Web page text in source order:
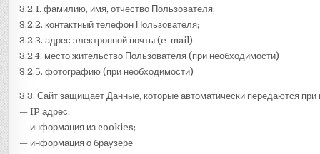
3.2.1. фамилию, имя, отчество Пользователя;
3.2.2. контактный телефон Пользователя;
3.2.3. адрес электронной почты (e-mail)
3.2.4. место жительство Пользователя (при необходимости)
3.2.5. фотографию (при необходимости)
3.3. Сайт защищает Данные, которые автоматически передаются при
— IP адрес;
— информация из cookies;
— информация о браузере